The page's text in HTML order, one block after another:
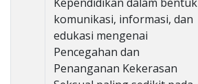
komunikasi, informasi, dan
edukasi mengenai
Pencegahan dan
Penanganan Kekerasan